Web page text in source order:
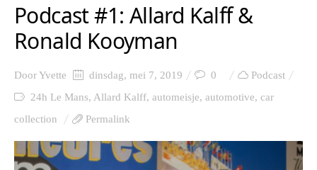
Podcast #1: Allard Kalff &
Ronald Kooyman
DoorYvette dinsdag, mei 7, 2019 0
Podcast
24h Le Mans, Allard Kalff, automeisje, automotive, car
collection
Permalink